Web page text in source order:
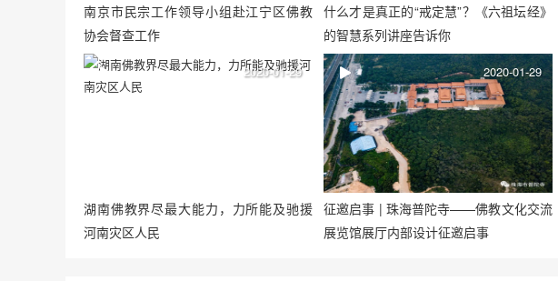
南京市民宗工作领导小组赴江宁区佛教
协会督查工作
什么才是真正的“戒定慧”？《六祖坛经》
的智慧系列讲座告诉你
湖南佛教界尽最大能力，力所能及驰援
河南灾区人民
2020-01-29
征邀启事 | 珠海普陀寺——佛教文化交流
展览馆展厅内部设计征邀启事
2020-01-29